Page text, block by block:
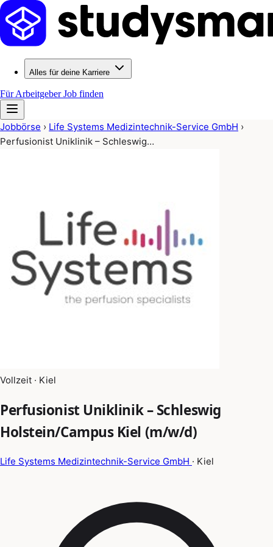
Alles für deine Karriere
Für ArbeitgeberJob finden
Jobbörse › Life Systems Medizintechnik-Service GmbH ›
Perfusionist Uniklinik – Schleswig…
Vollzeit · Kiel
Perfusionist Uniklinik – Schleswig
Holstein/Campus Kiel (m/w/d)
Life Systems Medizintechnik-Service GmbH · Kiel